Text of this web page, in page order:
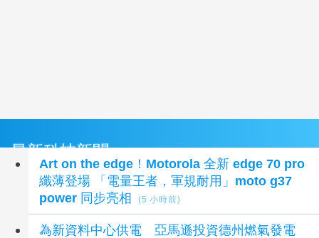
最新科技新聞
Art on the edge！Motorola 全新 edge 70 pro
纖薄登場 「電量王者，軍規耐用」moto g37
power 同步亮相
(5 小時前)
為新資料中心供電 亞馬遜投資德州燃氣發電